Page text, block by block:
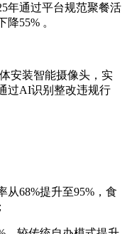
年通过平台规范聚餐活
55% 。
安装智能摄像头，实
过AI识别整改违规行
从68%提升至95%，食